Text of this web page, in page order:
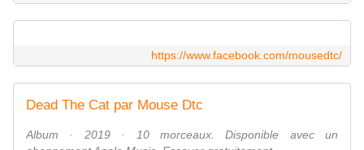
https://www.facebook.com/mousedtc/
‎Dead The Cat par Mouse Dtc
‎Album · 2019 · 10 morceaux. Disponible avec un